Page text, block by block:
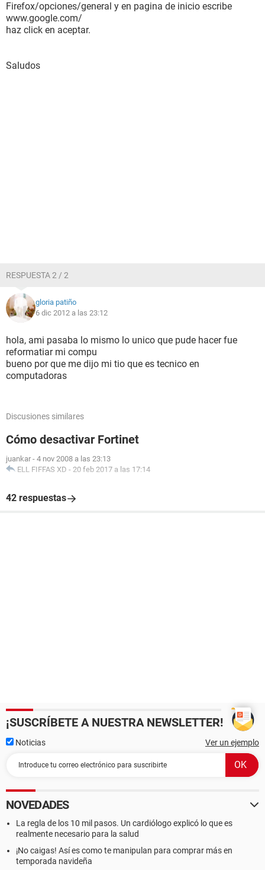
Firefox/opciones/general y en pagina de inicio escribe
www.google.com/
haz click en aceptar.
Saludos
RESPUESTA 2 / 2
gloria patiño
6 dic 2012 a las 23:12
hola, ami pasaba lo mismo lo unico que pude hacer fue
reformatiar mi compu
bueno por que me dijo mi tio que es tecnico en
computadoras
Discusiones similares
Cómo desactivar Fortinet
juankar - 4 nov 2008 a las 23:13
ELL FIFFAS XD - 20 feb 2017 a las 17:14
42 respuestas
¡SUSCRÍBETE A NUESTRA NEWSLETTER!
Noticias Ver un ejemplo
NOVEDADES
La regla de los 10 mil pasos. Un cardiólogo explicó lo que es
realmente necesario para la salud
¡No caigas! Así es como te manipulan para comprar más en
temporada navideña